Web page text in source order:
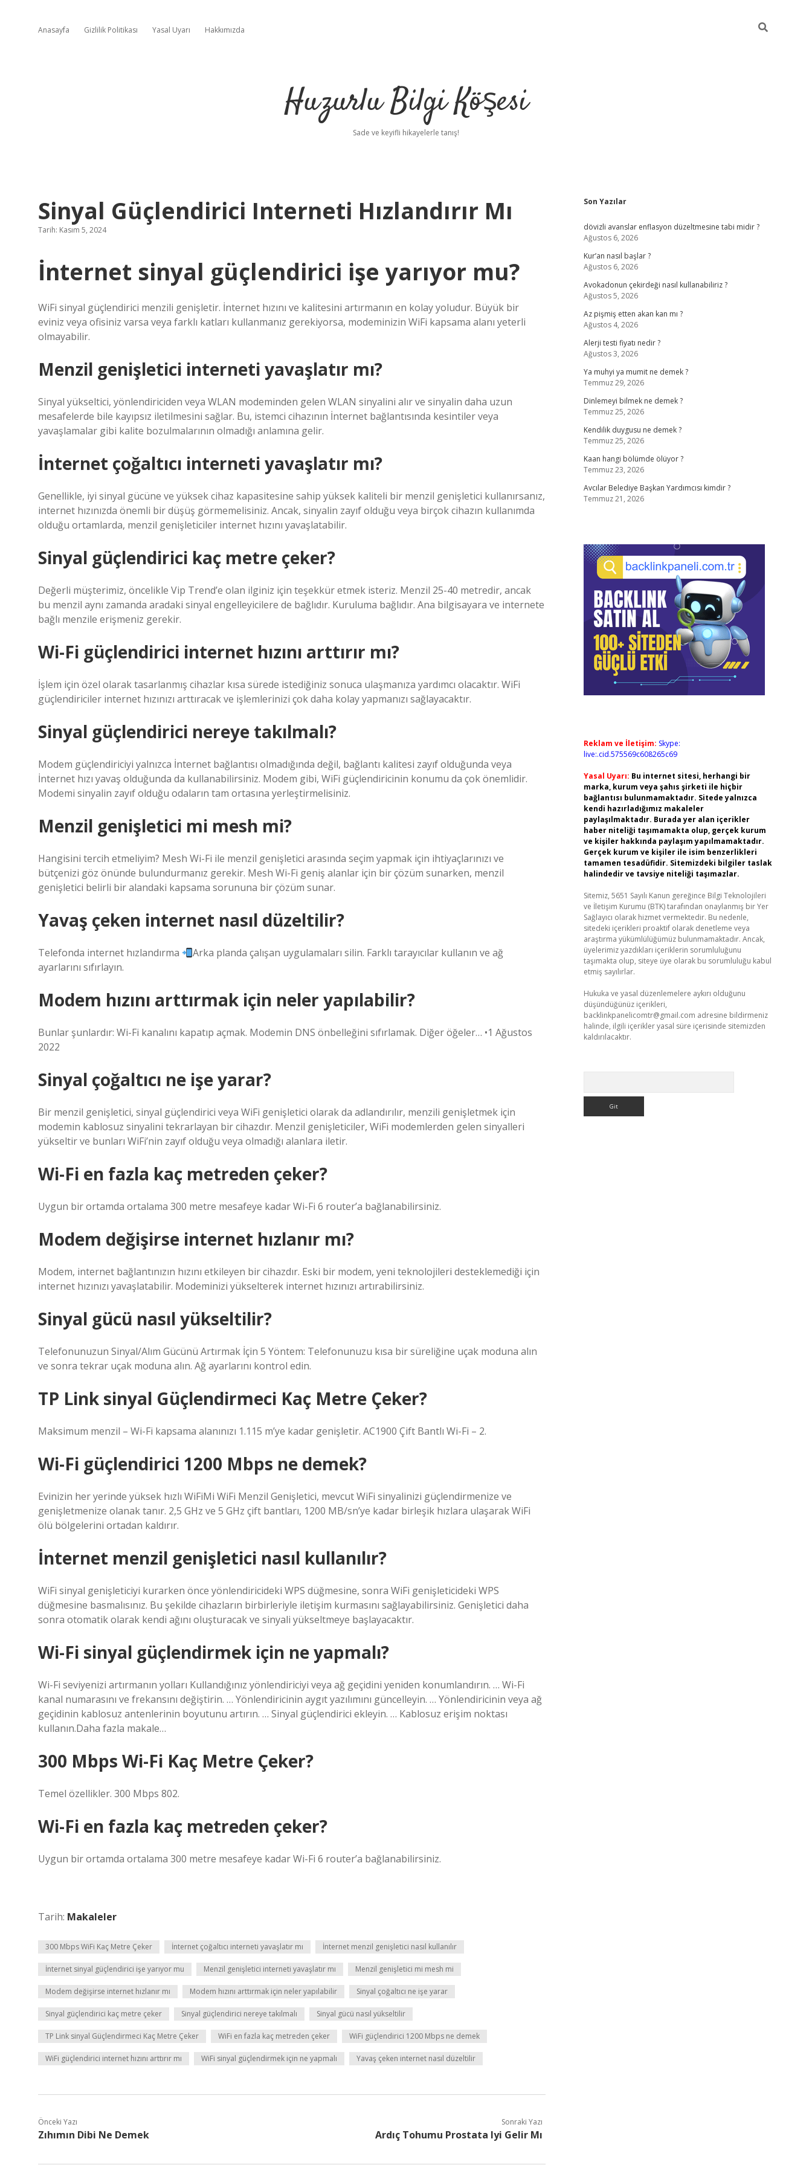
Anasayfa Gizlilik Politikası Yasal Uyarı Hakkımızda
Huzurlu Bilgi Köşesi
Sade ve keyifli hikayelerle tanış!
Sinyal Güçlendirici Interneti Hızlandırır Mı
Tarih: Kasım 5, 2024
İnternet sinyal güçlendirici işe yarıyor mu?
WiFi sinyal güçlendirici menzili genişletir. İnternet hızını ve kalitesini artırmanın en kolay yoludur. Büyük bir
eviniz veya ofisiniz varsa veya farklı katları kullanmanız gerekiyorsa, modeminizin WiFi kapsama alanı yeterli
olmayabilir.
Menzil genişletici interneti yavaşlatır mı?
Sinyal yükseltici, yönlendiriciden veya WLAN modeminden gelen WLAN sinyalini alır ve sinyalin daha uzun
mesafelerde bile kayıpsız iletilmesini sağlar. Bu, istemci cihazının İnternet bağlantısında kesintiler veya
yavaşlamalar gibi kalite bozulmalarının olmadığı anlamına gelir.
İnternet çoğaltıcı interneti yavaşlatır mı?
Genellikle, iyi sinyal gücüne ve yüksek cihaz kapasitesine sahip yüksek kaliteli bir menzil genişletici kullanırsanız,
internet hızınızda önemli bir düşüş görmemelisiniz. Ancak, sinyalin zayıf olduğu veya birçok cihazın kullanımda
olduğu ortamlarda, menzil genişleticiler internet hızını yavaşlatabilir.
Sinyal güçlendirici kaç metre çeker?
Değerli müşterimiz, öncelikle Vip Trend’e olan ilginiz için teşekkür etmek isteriz. Menzil 25-40 metredir, ancak
bu menzil aynı zamanda aradaki sinyal engelleyicilere de bağlıdır. Kuruluma bağlıdır. Ana bilgisayara ve internete
bağlı menzile erişmeniz gerekir.
Wi-Fi güçlendirici internet hızını arttırır mı?
İşlem için özel olarak tasarlanmış cihazlar kısa sürede istediğiniz sonuca ulaşmanıza yardımcı olacaktır. WiFi
güçlendiriciler internet hızınızı arttıracak ve işlemlerinizi çok daha kolay yapmanızı sağlayacaktır.
Sinyal güçlendirici nereye takılmalı?
Modem güçlendiriciyi yalnızca İnternet bağlantısı olmadığında değil, bağlantı kalitesi zayıf olduğunda veya
İnternet hızı yavaş olduğunda da kullanabilirsiniz. Modem gibi, WiFi güçlendiricinin konumu da çok önemlidir.
Modemi sinyalin zayıf olduğu odaların tam ortasına yerleştirmelisiniz.
Menzil genişletici mi mesh mi?
Hangisini tercih etmeliyim? Mesh Wi-Fi ile menzil genişletici arasında seçim yapmak için ihtiyaçlarınızı ve
bütçenizi göz önünde bulundurmanız gerekir. Mesh Wi-Fi geniş alanlar için bir çözüm sunarken, menzil
genişletici belirli bir alandaki kapsama sorununa bir çözüm sunar.
Yavaş çeken internet nasıl düzeltilir?
Telefonda internet hızlandırma
Arka planda çalışan uygulamaları silin. Farklı tarayıcılar kullanın ve ağ
ayarlarını sıfırlayın.
Modem hızını arttırmak için neler yapılabilir?
Bunlar şunlardır: Wi-Fi kanalını kapatıp açmak. Modemin DNS önbelleğini sıfırlamak. Diğer öğeler… •1 Ağustos
2022
Sinyal çoğaltıcı ne işe yarar?
Bir menzil genişletici, sinyal güçlendirici veya WiFi genişletici olarak da adlandırılır, menzili genişletmek için
modemin kablosuz sinyalini tekrarlayan bir cihazdır. Menzil genişleticiler, WiFi modemlerden gelen sinyalleri
yükseltir ve bunları WiFi’nin zayıf olduğu veya olmadığı alanlara iletir.
Wi-Fi en fazla kaç metreden çeker?
Uygun bir ortamda ortalama 300 metre mesafeye kadar Wi-Fi 6 router’a bağlanabilirsiniz.
Modem değişirse internet hızlanır mı?
Modem, internet bağlantınızın hızını etkileyen bir cihazdır. Eski bir modem, yeni teknolojileri desteklemediği için
internet hızınızı yavaşlatabilir. Modeminizi yükselterek internet hızınızı artırabilirsiniz.
Sinyal gücü nasıl yükseltilir?
Telefonunuzun Sinyal/Alım Gücünü Artırmak İçin 5 Yöntem: Telefonunuzu kısa bir süreliğine uçak moduna alın
ve sonra tekrar uçak moduna alın. Ağ ayarlarını kontrol edin.
TP Link sinyal Güçlendirmeci Kaç Metre Çeker?
Maksimum menzil – Wi-Fi kapsama alanınızı 1.115 m’ye kadar genişletir. AC1900 Çift Bantlı Wi-Fi – 2.
Wi-Fi güçlendirici 1200 Mbps ne demek?
Evinizin her yerinde yüksek hızlı WiFiMi WiFi Menzil Genişletici, mevcut WiFi sinyalinizi güçlendirmenize ve
genişletmenize olanak tanır. 2,5 GHz ve 5 GHz çift bantları, 1200 MB/sn’ye kadar birleşik hızlara ulaşarak WiFi
ölü bölgelerini ortadan kaldırır.
İnternet menzil genişletici nasıl kullanılır?
WiFi sinyal genişleticiyi kurarken önce yönlendiricideki WPS düğmesine, sonra WiFi genişleticideki WPS
düğmesine basmalısınız. Bu şekilde cihazların birbirleriyle iletişim kurmasını sağlayabilirsiniz. Genişletici daha
sonra otomatik olarak kendi ağını oluşturacak ve sinyali yükseltmeye başlayacaktır.
Wi-Fi sinyal güçlendirmek için ne yapmalı?
Wi-Fi seviyenizi artırmanın yolları Kullandığınız yönlendiriciyi veya ağ geçidini yeniden konumlandırın. … Wi-Fi
kanal numarasını ve frekansını değiştirin. … Yönlendiricinin aygıt yazılımını güncelleyin. … Yönlendiricinin veya ağ
geçidinin kablosuz antenlerinin boyutunu artırın. … Sinyal güçlendirici ekleyin. … Kablosuz erişim noktası
kullanın.Daha fazla makale…
300 Mbps Wi-Fi Kaç Metre Çeker?
Temel özellikler. 300 Mbps 802.
Wi-Fi en fazla kaç metreden çeker?
Uygun bir ortamda ortalama 300 metre mesafeye kadar Wi-Fi 6 router’a bağlanabilirsiniz.
Tarih: Makaleler
300 Mbps WiFi Kaç Metre Çeker İnternet çoğaltıcı interneti yavaşlatır mı İnternet menzil genişletici nasıl kullanılır
İnternet sinyal güçlendirici işe yarıyor mu Menzil genişletici interneti yavaşlatır mı Menzil genişletici mi mesh mi
Modem değişirse internet hızlanır mı Modem hızını arttırmak için neler yapılabilir Sinyal çoğaltıcı ne işe yarar
Sinyal güçlendirici kaç metre çeker Sinyal güçlendirici nereye takılmalı Sinyal gücü nasıl yükseltilir
TP Link sinyal Güçlendirmeci Kaç Metre Çeker WiFi en fazla kaç metreden çeker WiFi güçlendirici 1200 Mbps ne demek
WiFi güçlendirici internet hızını arttırır mı WiFi sinyal güçlendirmek için ne yapmalı Yavaş çeken internet nasıl düzeltilir
Önceki Yazı
Zıhımın Dibi Ne Demek
Sonraki Yazı
Ardıç Tohumu Prostata Iyi Gelir Mı
Sidebar
Son Yazılar
dövizli avanslar enflasyon düzeltmesine tabi midir ?
Ağustos 6, 2026
Kur’an nasıl başlar ?
Ağustos 6, 2026
Avokadonun çekirdeği nasıl kullanabiliriz ?
Ağustos 5, 2026
Az pişmiş etten akan kan mı ?
Ağustos 4, 2026
Alerji testi fiyatı nedir ?
Ağustos 3, 2026
Ya muhyi ya mumit ne demek ?
Temmuz 29, 2026
Dinlemeyi bilmek ne demek ?
Temmuz 25, 2026
Kendilik duygusu ne demek ?
Temmuz 25, 2026
Kaan hangi bölümde ölüyor ?
Temmuz 23, 2026
Avcılar Belediye Başkan Yardımcısı kimdir ?
Temmuz 21, 2026
Reklam ve İletişim: Skype:
live:.cid.575569c608265c69
Yasal Uyarı: Bu internet sitesi, herhangi bir
marka, kurum veya şahıs şirketi ile hiçbir
bağlantısı bulunmamaktadır. Sitede yalnızca
kendi hazırladığımız makaleler
paylaşılmaktadır. Burada yer alan içerikler
haber niteliği taşımamakta olup, gerçek kurum
ve kişiler hakkında paylaşım yapılmamaktadır.
Gerçek kurum ve kişiler ile isim benzerlikleri
tamamen tesadüfidir. Sitemizdeki bilgiler taslak
halindedir ve tavsiye niteliği taşımazlar.
Sitemiz, 5651 Sayılı Kanun gereğince Bilgi Teknolojileri
ve İletişim Kurumu (BTK) tarafından onaylanmış bir Yer
Sağlayıcı olarak hizmet vermektedir. Bu nedenle,
sitedeki içerikleri proaktif olarak denetleme veya
araştırma yükümlülüğümüz bulunmamaktadır. Ancak,
üyelerimiz yazdıkları içeriklerin sorumluluğunu
taşımakta olup, siteye üye olarak bu sorumluluğu kabul
etmiş sayılırlar.
Hukuka ve yasal düzenlemelere aykırı olduğunu
düşündüğünüz içerikleri,
backlinkpanelicomtr@gmail.com adresine bildirmeniz
halinde, ilgili içerikler yasal süre içerisinde sitemizden
kaldırılacaktır.